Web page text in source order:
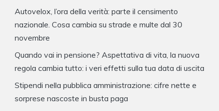
Autovelox, l’ora della verità: parte il censimento
nazionale. Cosa cambia su strade e multe dal 30
novembre
Quando vai in pensione? Aspettativa di vita, la nuova
regola cambia tutto: i veri effetti sulla tua data di uscita
Stipendi nella pubblica amministrazione: cifre nette e
sorprese nascoste in busta paga